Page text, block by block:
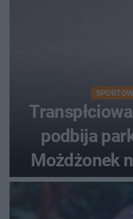
podbija
Możdżonek